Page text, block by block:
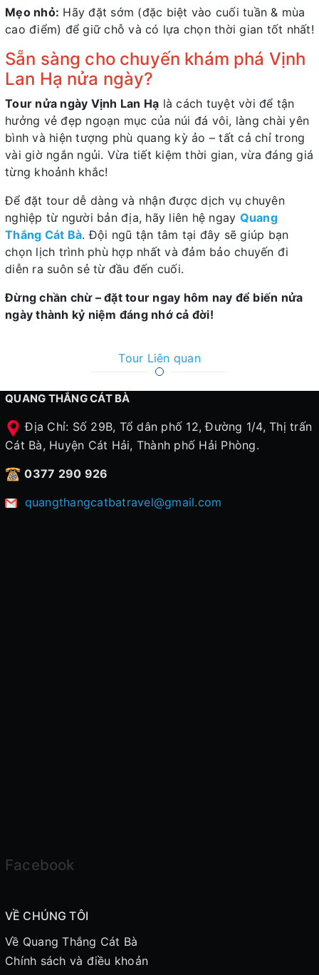
Mẹo nhỏ: Hãy đặt sớm (đặc biệt vào cuối tuần & mùa
cao điểm) để giữ chỗ và có lựa chọn thời gian tốt nhất!
Sẵn sàng cho chuyến khám phá Vịnh
Lan Hạ nửa ngày?
Tour nửa ngày Vịnh Lan Hạ là cách tuyệt vời để tận
hưởng vẻ đẹp ngoạn mục của núi đá vôi, làng chài yên
bình và hiện tượng phù quang kỳ ảo – tất cả chỉ trong
vài giờ ngắn ngủi. Vừa tiết kiệm thời gian, vừa đáng giá
từng khoảnh khắc!
Để đặt tour dễ dàng và nhận được dịch vụ chuyên
nghiệp từ người bản địa, hãy liên hệ ngay Quang
Thắng Cát Bà. Đội ngũ tận tâm tại đây sẽ giúp bạn
chọn lịch trình phù hợp nhất và đảm bảo chuyến đi
diễn ra suôn sẻ từ đầu đến cuối.
Đừng chần chừ – đặt tour ngay hôm nay để biến nửa
ngày thành kỷ niệm đáng nhớ cả đời!
Tour Liên quan
QUANG THẮNG CÁT BÀ
Địa Chỉ: Số 29B, Tổ dân phố 12, Đường 1/4, Thị trấn
Cát Bà, Huyện Cát Hải, Thành phố Hải Phòng.
0377 290 926
quangthangcatbatravel@gmail.com
Facebook
VỀ CHÚNG TÔI
Về Quang Thắng Cát Bà
Chính sách và điều khoản